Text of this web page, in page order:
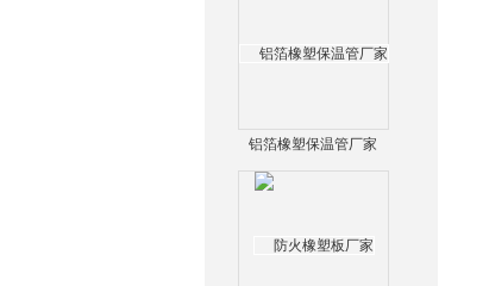
铝箔橡塑保温管厂家